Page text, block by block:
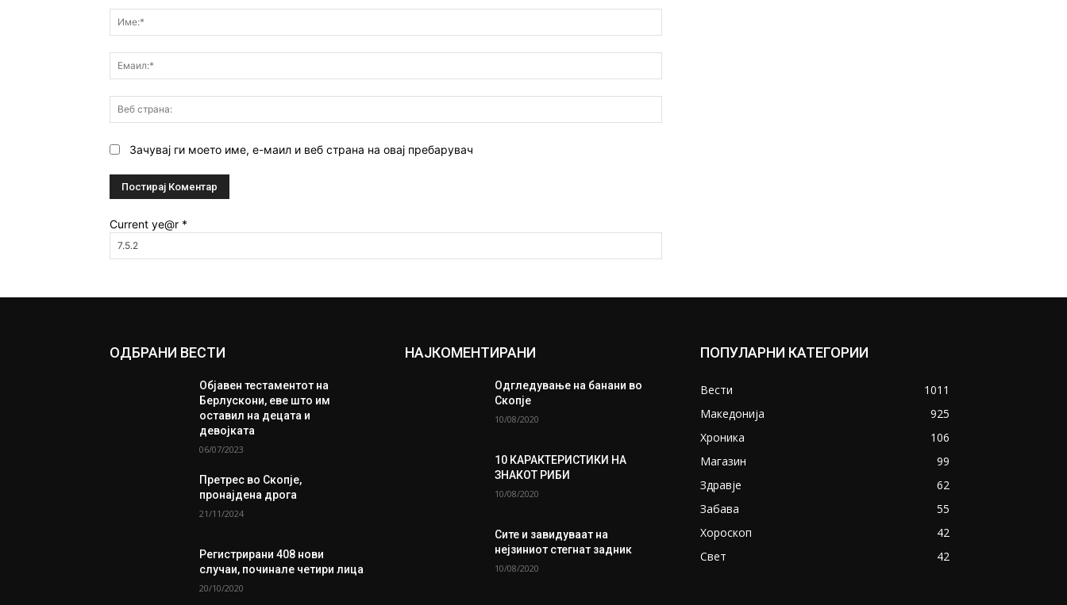
страна:
Зачувај ги моето име, е-маил и веб страна на овај пребарувач
Current ye@r *
ОДБРАНИ ВЕСТИ
Објавен тестаментот на
Берлускони, еве што им
оставил на децата и
девојката
06/07/2023
Претрес во Скопје,
пронајдена дрога
21/11/2024
Регистрирани 408 нови
случаи, починaлe четири лица
20/10/2020
НАЈКОМЕНТИРАНИ
Одгледување на банани во
Скопје
10/08/2020
10 КАРАКТЕРИСТИКИ НА
ЗНАКОТ РИБИ
10/08/2020
Сите и завидуваат на
нејзиниот стегнат задник
10/08/2020
ПОПУЛАРНИ КАТЕГОРИИ
Вести
1011
Македонија
925
Хроника
106
Магазин
99
Здравје
62
Забава
55
Хороскоп
42
Свет
42